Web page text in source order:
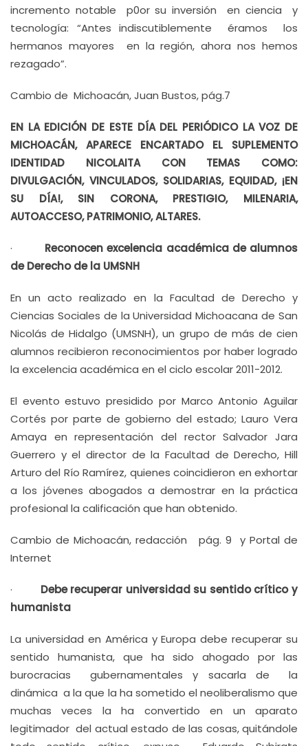
incremento notable p0or su inversión en ciencia y
tecnología: “Antes indiscutiblemente éramos los
hermanos mayores en la región, ahora nos hemos
rezagado”.
Cambio de Michoacán, Juan Bustos, pág.7
EN LA EDICIÓN DE ESTE DÍA DEL PERIÓDICO LA VOZ DE
MICHOACÁN, APARECE ENCARTADO EL SUPLEMENTO
IDENTIDAD NICOLAITA CON TEMAS COMO:
DIVULGACIÓN, VINCULADOS, SOLIDARIAS, EQUIDAD, ¡EN
SU DÍA!, SIN CORONA, PRESTIGIO, MILENARIA,
AUTOACCESO, PATRIMONIO, ALTARES.
· Reconocen excelencia académica de alumnos
de Derecho de la UMSNH
En un acto realizado en la Facultad de Derecho y
Ciencias Sociales de la Universidad Michoacana de San
Nicolás de Hidalgo (UMSNH), un grupo de más de cien
alumnos recibieron reconocimientos por haber logrado
la excelencia académica en el ciclo escolar 2011-2012.
El evento estuvo presidido por Marco Antonio Aguilar
Cortés por parte de gobierno del estado; Lauro Vera
Amaya en representación del rector Salvador Jara
Guerrero y el director de la Facultad de Derecho, Hill
Arturo del Río Ramírez, quienes coincidieron en exhortar
a los jóvenes abogados a demostrar en la práctica
profesional la calificación que han obtenido.
Cambio de Michoacán, redacción pág. 9 y Portal de
Internet
· Debe recuperar universidad su sentido crítico y
humanista
La universidad en América y Europa debe recuperar su
sentido humanista, que ha sido ahogado por las
burocracias gubernamentales y sacarla de la
dinámica a la que la ha sometido el neoliberalismo que
muchas veces la ha convertido en un aparato
legitimador del actual estado de las cosas, quitándole